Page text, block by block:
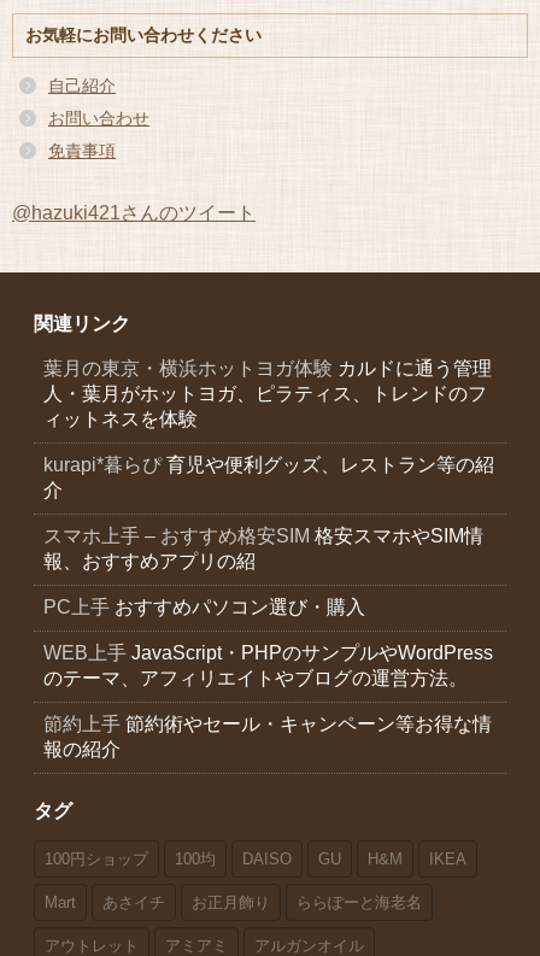
イ
ブ
お気軽にお問い合わせください
自己紹介
お問い合わせ
免責事項
@hazuki421さんのツイート
関連リンク
葉月の東京・横浜ホットヨガ体験 カルドに通う管理
人・葉月がホットヨガ、ピラティス、トレンドのフ
ィットネスを体験
kurapi*暮らぴ育児や便利グッズ、レストラン等の紹
介
スマホ上手 – おすすめ格安SIM 格安スマホやSIM情
報、おすすめアプリの紹
PC上手 おすすめパソコン選び・購入
WEB上手 JavaScript・PHPのサンプルやWordPress
のテーマ、アフィリエイトやブログの運営方法。
節約上手 節約術やセール・キャンペーン等お得な情
報の紹介
タグ
100円ショップ 100均 DAISO GU H&M IKEA
Mart あさイチ お正月飾り ららぽーと海老名
アウトレット アミアミ アルガンオイル